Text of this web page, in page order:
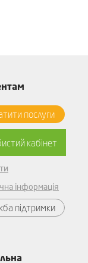
послуги
кабінет
інформація
підтримки